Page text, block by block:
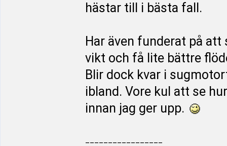
hästar till i bästa fall.
Har även funderat på
vikt och få lite bättre
Blir dock kvar i
ibland. Vore kul att se
innan jag ger upp.